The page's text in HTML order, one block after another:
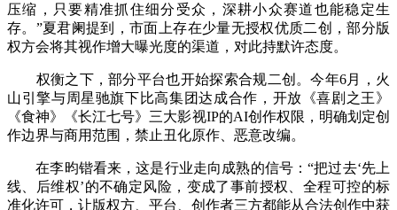
压缩，只要精准抓住细分受众，深耕小众赛道也能稳定生
存。”夏君阑提到，市面上存在少量无授权优质二创，部分版
权方会将其视作增大曝光度的渠道，对此持默许态度。
权衡之下，部分平台也开始探索合规二创。今年6月，火
山引擎与周星驰旗下比高集团达成合作，开放《喜剧之王》
《食神》《长江七号》三大影视IP的AI创作权限，明确划定创
作边界与商用范围，禁止丑化原作、恶意改编。
在李昀锴看来，这是行业走向成熟的信号：“把过去‘先上
线、后维权’的不确定风险，变成了事前授权、全程可控的标
准化许可，让版权方、平台、创作者三方都能从合法创作中获